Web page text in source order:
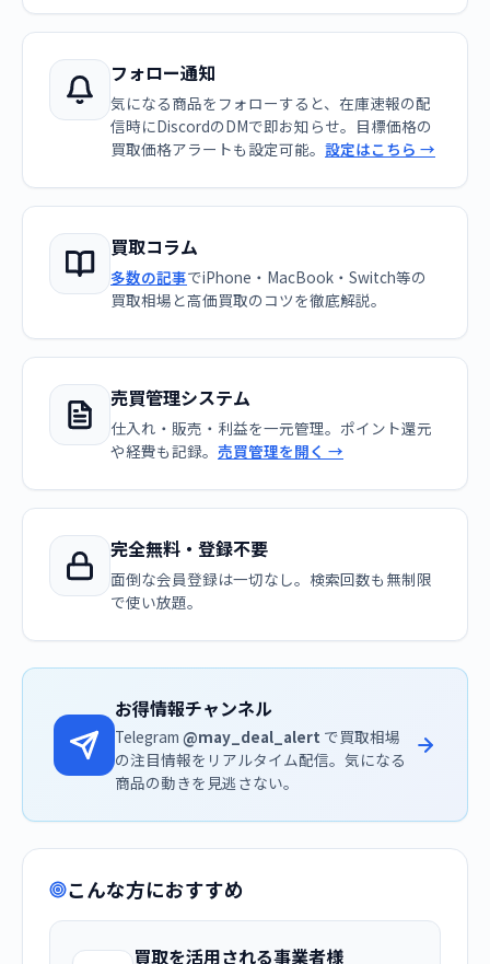
フォロー通知
気になる商品をフォローすると、在庫速報の配
信時にDiscordのDMで即お知らせ。目標価格の
買取価格アラートも設定可能。 設定はこちら →
買取コラム
多数の記事でiPhone・MacBook・Switch等の
買取相場と高価買取のコツを徹底解説。
売買管理システム
仕入れ・販売・利益を一元管理。ポイント還元
や経費も記録。 売買管理を開く →
完全無料・登録不要
面倒な会員登録は一切なし。検索回数も無制限
で使い放題。
お得情報チャンネル
Telegram @may_deal_alert で買取相場
の注目情報をリアルタイム配信。気になる
商品の動きを見逃さない。
こんな方におすすめ
買取を活用される事業者様